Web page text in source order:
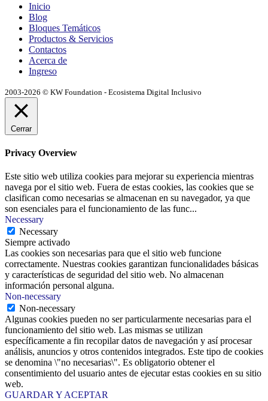
Inicio
Blog
Bloques Temáticos
Productos & Servicios
Contactos
Acerca de
Ingreso
2003-2026 © KW Foundation - Ecosistema Digital Inclusivo
Cerrar
Privacy Overview
Este sitio web utiliza cookies para mejorar su experiencia mientras
navega por el sitio web. Fuera de estas cookies, las cookies que se
clasifican como necesarias se almacenan en su navegador, ya que
son esenciales para el funcionamiento de las func...
Necessary
Necessary
Siempre activado
Las cookies son necesarias para que el sitio web funcione
correctamente. Nuestras cookies garantizan funcionalidades básicas
y características de seguridad del sitio web. No almacenan
información personal alguna.
Non-necessary
Non-necessary
Algunas cookies pueden no ser particularmente necesarias para el
funcionamiento del sitio web. Las mismas se utilizan
específicamente a fin recopilar datos de navegación y así procesar
análisis, anuncios y otros contenidos integrados. Este tipo de cookies
se denomina \"no necesarias\". Es obligatorio obtener el
consentimiento del usuario antes de ejecutar estas cookies en su sitio
web.
GUARDAR Y ACEPTAR